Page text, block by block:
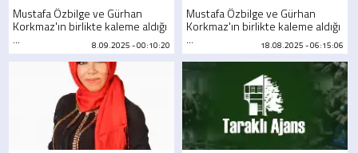
Mustafa Özbilge ve Gürhan
Korkmaz'ın birlikte kaleme aldığı
... 8.09.2025 - 00:10:20
Mustafa Özbilge ve Gürhan
Korkmaz'ın birlikte kaleme aldığı
... 18.08.2025 - 06:15:06